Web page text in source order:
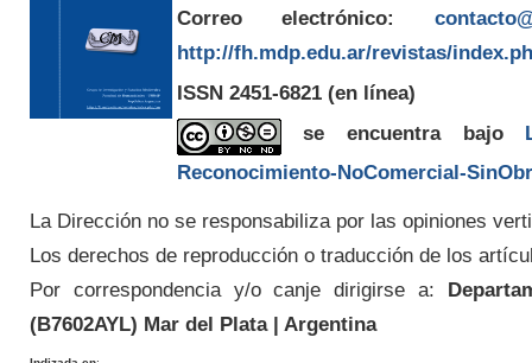
Correo electrónico:
http://fh.mdp.edu.ar/revistas/
ISSN 2451-6821 (en línea)
se encuentra bajo
Reconocimiento-NoComercial-
La Dirección no se responsabiliza por las opiniones
Los derechos de reproducción o traducción de los
Por correspondencia y/o canje dirigirse a:
(B7602AYL) Mar del Plata | Argentina